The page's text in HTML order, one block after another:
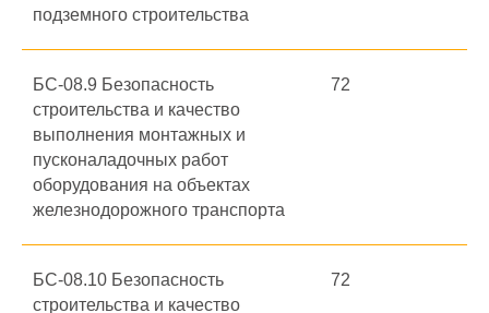
подземного строительства
БС-08.9 Безопасность
строительства и качество
выполнения монтажных и
пусконаладочных работ
оборудования на объектах
железнодорожного транспорта
72
БС-08.10 Безопасность
строительства и качество
72